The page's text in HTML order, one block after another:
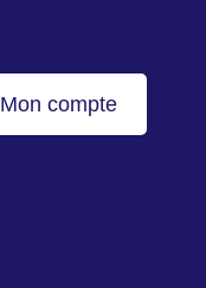
Mon compte